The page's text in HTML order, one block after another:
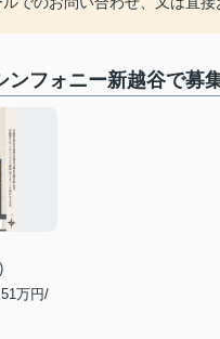
ンフォニー新越谷で募
万円/